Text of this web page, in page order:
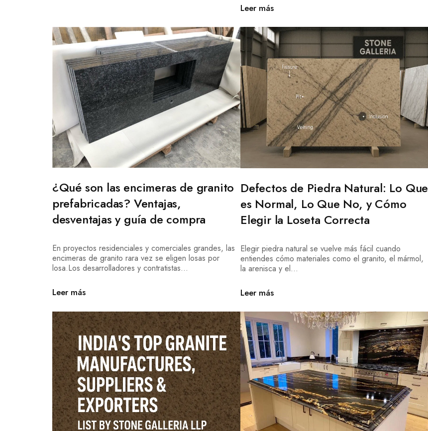
Leer más
¿Qué son las encimeras de granito
prefabricadas? Ventajas,
desventajas y guía de compra
En proyectos residenciales y comerciales grandes, las
encimeras de granito rara vez se eligen losas por
losa.Los desarrolladores y contratistas...
Leer más
Defectos de Piedra Natural: Lo Que
es Normal, Lo Que No, y Cómo
Elegir la Loseta Correcta
Elegir piedra natural se vuelve más fácil cuando
entiendes cómo materiales como el granito, el mármol,
la arenisca y el...
Leer más